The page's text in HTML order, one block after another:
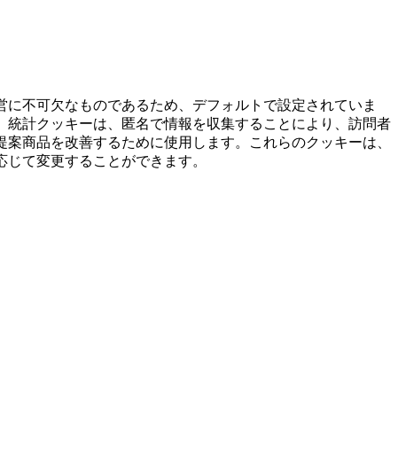
不可欠なものであるため、デフォルトで設定されていま
計クッキーは、匿名で情報を収集することにより、訪問者
商品を改善するために使用します。これらのクッキーは、
て変更することができます。